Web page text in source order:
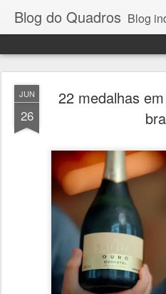
Blog do Quadros Blog independente, de conteúdo
JUN
26
22 medalhas